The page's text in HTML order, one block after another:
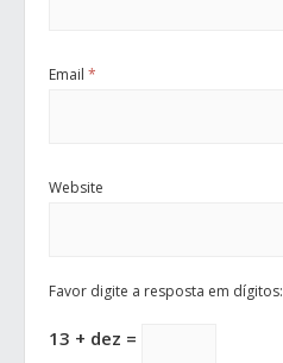
Email *
Website
Favor digite a resposta em dígitos:
13 + dez =